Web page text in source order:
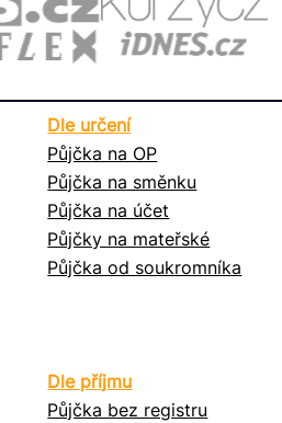
Dle určení
Půjčka na OP
Půjčka na směnku
Půjčka na účet
Půjčky na mateřské
Půjčka od soukromníka
Dle příjmu
Půjčka bez registru